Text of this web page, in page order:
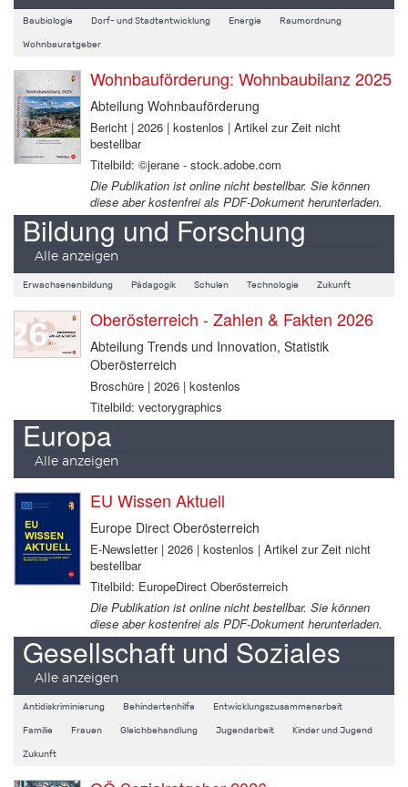
Baubiologie Dorf- und Stadtentwicklung Energie Raumordnung
Wohnbauratgeber
Wohnbauförderung: Wohnbaubilanz 2025
Abteilung Wohnbauförderung
Bericht | 2026 | kostenlos | Artikel zur Zeit nicht
bestellbar
Titelbild: ©jerane - stock.adobe.com
Die Publikation ist online nicht bestellbar. Sie können
diese aber kostenfrei als PDF-Dokument herunterladen.
Bildung und Forschung
Alle anzeigen
Erwachsenenbildung Pädagogik Schulen Technologie Zukunft
Oberösterreich - Zahlen & Fakten 2026
Abteilung Trends und Innovation, Statistik
Oberösterreich
Broschüre | 2026 | kostenlos
Titelbild: vectorygraphics
Europa
Alle anzeigen
EU Wissen Aktuell
Europe Direct Oberösterreich
E-Newsletter | 2026 | kostenlos | Artikel zur Zeit nicht
bestellbar
Titelbild: EuropeDirect Oberösterreich
Die Publikation ist online nicht bestellbar. Sie können
diese aber kostenfrei als PDF-Dokument herunterladen.
Gesellschaft und Soziales
Alle anzeigen
Antidiskriminierung Behindertenhilfe Entwicklungszusammenarbeit
Familie Frauen Gleichbehandlung Jugendarbeit Kinder und Jugend
Zukunft